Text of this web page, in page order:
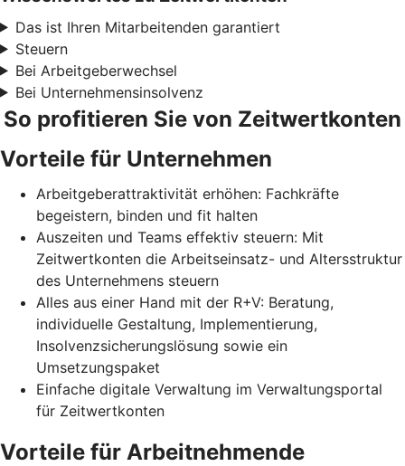
Das ist Ihren Mitarbeitenden garantiert
Steuern
Bei Arbeitgeberwechsel
Bei Unternehmensinsolvenz
So profitieren Sie von Zeitwertkonten
Vorteile für Unternehmen
Arbeitgeberattraktivität erhöhen: Fachkräfte
begeistern, binden und fit halten
Auszeiten und Teams effektiv steuern: Mit
Zeitwertkonten die Arbeitseinsatz- und Altersstruktur
des Unternehmens steuern
Alles aus einer Hand mit der R+V: Beratung,
individuelle Gestaltung, Implementierung,
Insolvenzsicherungslösung sowie ein
Umsetzungspaket
Einfache digitale Verwaltung im Verwaltungsportal
für Zeitwertkonten
Vorteile für Arbeitnehmende